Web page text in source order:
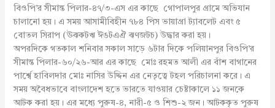
বিওপি’র সীমান্ত পিলার-৪৭/৩-এস এর কাছে গোপালপুর গ্রামে অভিযান
চালানো হয়। এ সময় আসামীবিহীন ৭৮৪ পিস ভায়াগ্রা ট্যাবলেট এবং ৫
বোতল সিরাপ (ঊঝকটঋ ঈঙটএঐ ঝণজটচ) উদ্ধার করা হয়।
অপরদিকে গতকাল শনিবার সকাল সাড়ে ৬টার দিকে পলিয়ানপুর বিওপি’র
সীমান্ত পিলার-৬০/২৬-আর এর কাছে মোঃ রহমত আলী এর বাঁশ বাগানের
পার্শ্বে হাবিলদার মোঃ নাসির উদ্দিন এর নেতৃত্বে টহল পরিচালনা করে। এ
সময় অবৈধভাবে বাংলাদেশ হতে ভারতে যাওয়ার চেষ্টাকালে ১১ জনকে
আটক করা হয়। এর মধ্যে পুরুষ-৪, নারী-৫ ও শিশু-২ জন। আটককৃত পুরুষ